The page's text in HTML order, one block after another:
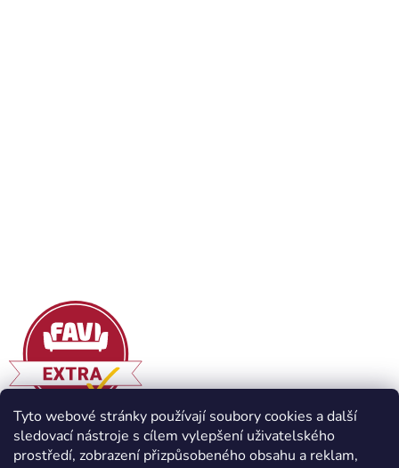
Tyto webové stránky používají soubory cookies a další
sledovací nástroje s cílem vylepšení uživatelského
prostředí, zobrazení přizpůsobeného obsahu a reklam,